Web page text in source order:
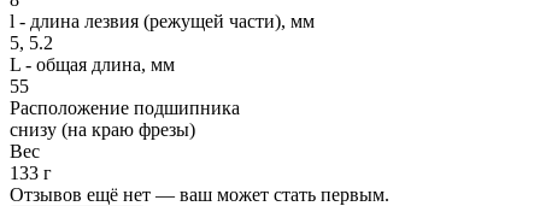
l - длина лезвия (режущей части), мм
5, 5.2
L - общая длина, мм
55
Расположение подшипника
снизу (на краю фрезы)
Вес
133 г
Отзывов ещё нет — ваш может стать первым.